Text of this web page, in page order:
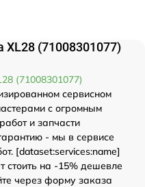
XL28 (71008301077)
(71008301077)
сервисном
с огромным
и запчасти
- мы в сервисе
[dataset:services:name]
стоить на -15% дешевле
через форму заказа